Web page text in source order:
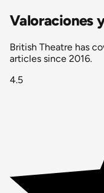
Valoraciones
British Theatre has
articles since 2016.
4.5